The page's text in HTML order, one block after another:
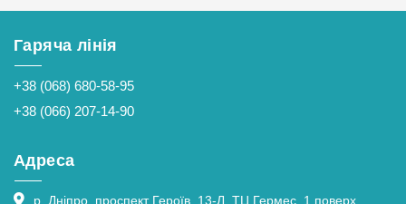
Країна
Україна
Зашивання
Розмір
33x33 см
Каміння
квадрані
акрилові
Країна
Україна
Гаряча лінія
+38 (068) 680-58-95
+38 (066) 207-14-90
Адреса
р. Дніпро, проспект Героїв, 13-Л, ТЦ Гермес, 1 поверх